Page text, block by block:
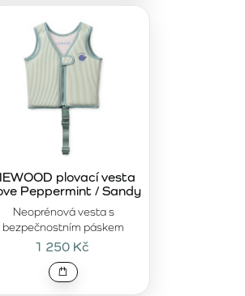
Neoprénová vesta s
bezpečnostním páskem
plovací vesta
Peppermint / Sandy
1 250 Kč